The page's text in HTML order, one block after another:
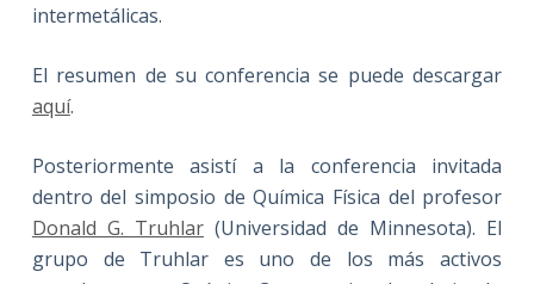
intermetálicas.
El resumen de su conferencia se puede descargar
aquí.
Posteriormente asistí a la conferencia invitada
dentro del simposio de Química Física del profesor
Donald G. Truhlar(Universidad de Minnesota). El
grupo de Truhlar es uno de los más activos